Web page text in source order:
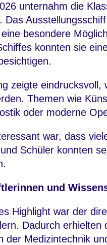
unternahm die
. Das
besondere
konnten sie
zeigte
Themen wie
oder moderne
war, dass
Schüler konnten
und
Highlight war der
Dadurch erhielten
der Medizintechnik